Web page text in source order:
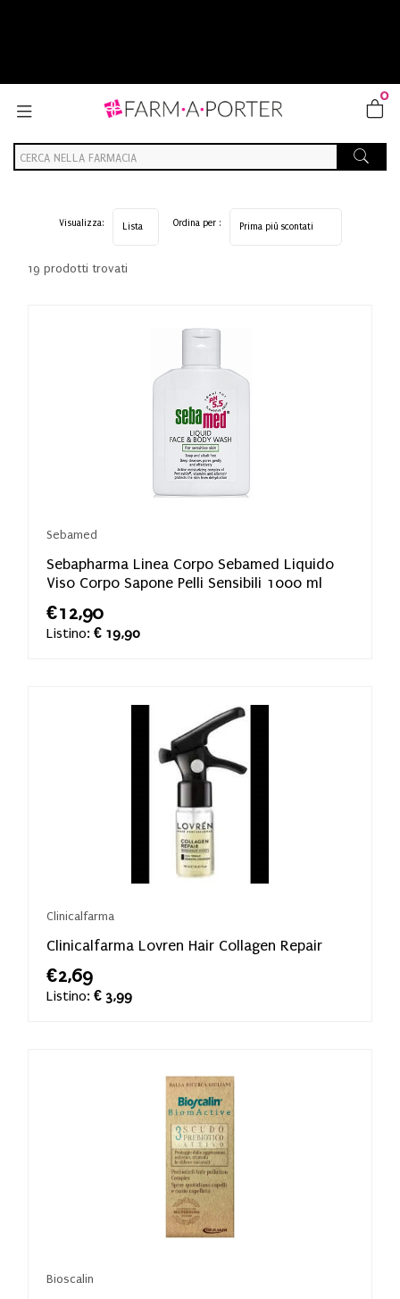
0
19 prodotti trovati
Visualizza: Ordina per :
Sebamed
Sebapharma Linea Corpo Sebamed Liquido
Viso Corpo Sapone Pelli Sensibili 1000 ml
€12,90
Listino: € 19,90
Clinicalfarma
Clinicalfarma Lovren Hair Collagen Repair
€2,69
Listino: € 3,99
Bioscalin